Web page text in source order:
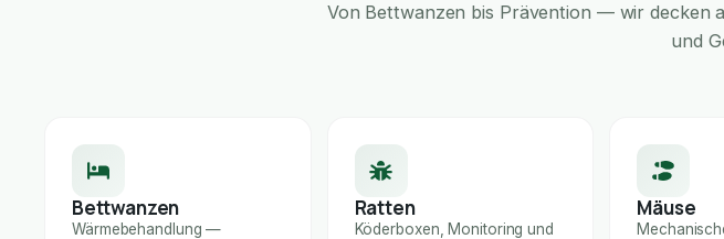
Von Bettwanzen bis Prävention — wir decken
und
Bettwanzen
Wärmebehandlung —
Ratten
Köderboxen, Monitoring und
Mäuse